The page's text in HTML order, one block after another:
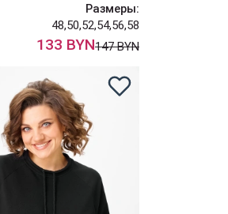
Размеры:
48,50,52,54,56,58
133 BYN147 BYN